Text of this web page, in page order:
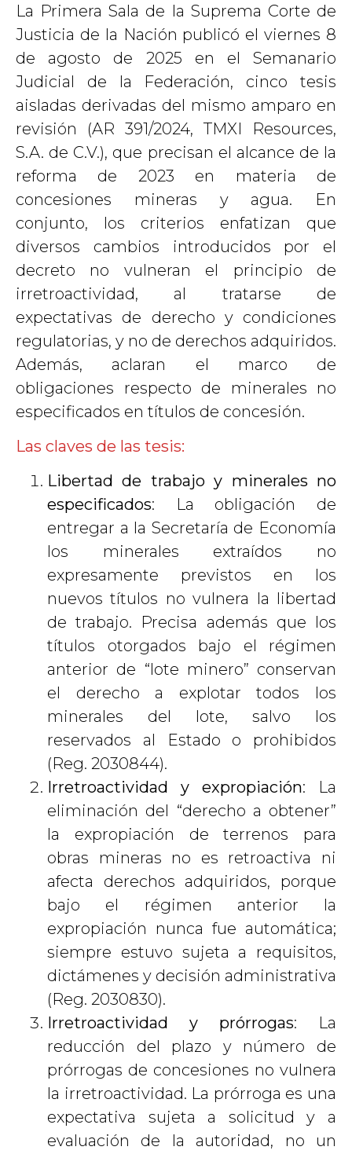
La Primera Sala de la Suprema Corte de
Justicia de la Nación publicó el viernes 8
de agosto de 2025 en el Semanario
Judicial de la Federación, cinco tesis
aisladas derivadas del mismo amparo en
revisión (AR 391/2024, TMXI Resources,
S.A. de C.V.), que precisan el alcance de la
reforma de 2023 en materia de
concesiones mineras y agua. En
conjunto, los criterios enfatizan que
diversos cambios introducidos por el
decreto no vulneran el principio de
irretroactividad, al tratarse de
expectativas de derecho y condiciones
regulatorias, y no de derechos adquiridos.
Además, aclaran el marco de
obligaciones respecto de minerales no
especificados en títulos de concesión.
Las claves de las tesis:
Libertad de trabajo y minerales no
especificados: La obligación de
entregar a la Secretaría de Economía
los minerales extraídos no
expresamente previstos en los
nuevos títulos no vulnera la libertad
de trabajo. Precisa además que los
títulos otorgados bajo el régimen
anterior de “lote minero” conservan
el derecho a explotar todos los
minerales del lote, salvo los
reservados al Estado o prohibidos
(Reg. 2030844).
Irretroactividad y expropiación: La
eliminación del “derecho a obtener”
la expropiación de terrenos para
obras mineras no es retroactiva ni
afecta derechos adquiridos, porque
bajo el régimen anterior la
expropiación nunca fue automática;
siempre estuvo sujeta a requisitos,
dictámenes y decisión administrativa
(Reg. 2030830).
Irretroactividad y prórrogas: La
reducción del plazo y número de
prórrogas de concesiones no vulnera
la irretroactividad. La prórroga es una
expectativa sujeta a solicitud y a
evaluación de la autoridad, no un